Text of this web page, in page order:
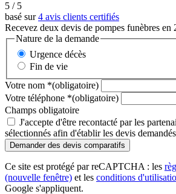
5 / 5
basé sur4 avis clients certifiés
Recevez deux devis de pompes funèbres en
Nature de la demande
Urgence décès
Fin de vie
Votre nom *(obligatoire)
Votre téléphone *(obligatoire)
Champs obligatoire
J'accepte d'être recontacté par les
sélectionnés afin d'établir les devis
Ce site est protégé par reCAPTCHA : les
(nouvelle fenêtre) et les conditions
Google s'appliquent.